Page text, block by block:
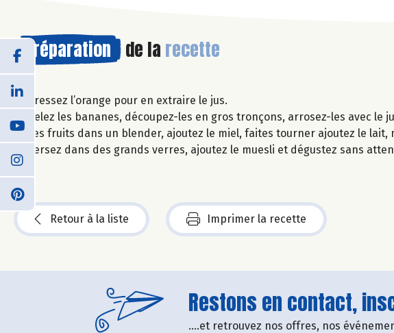
Préparation de la recette
Pressez l’orange pour en extraire le jus.
Pelez les bananes, découpez-les en gros tronçons, arrosez-les avec le
ces fruits dans un blender, ajoutez le miel, faites tourner ajoutez le lait,
Versez dans des grands verres, ajoutez le muesli et dégustez sans
Retour à la liste Imprimer la recette
Restons en contact,
....et retrouvez nos offres, nos